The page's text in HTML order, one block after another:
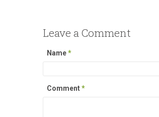
Leave a Comment
Name*
Comment*